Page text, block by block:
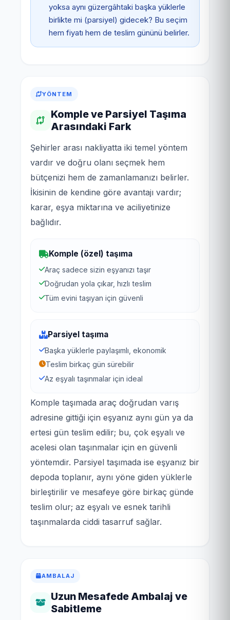
yoksa aynı güzergâhtaki başka yüklerle
birlikte mi (parsiyel) gidecek? Bu seçim
hem fiyatı hem de teslim gününü belirler.
YÖNTEM
Komple ve Parsiyel Taşıma
Arasındaki Fark
Şehirler arası nakliyatta iki temel yöntem
vardır ve doğru olanı seçmek hem
bütçenizi hem de zamanlamanızı belirler.
İkisinin de kendine göre avantajı vardır;
karar, eşya miktarına ve aciliyetinize
bağlıdır.
Komple (özel) taşıma
Araç sadece sizin eşyanızı taşır
Doğrudan yola çıkar, hızlı teslim
Tüm evini taşıyan için güvenli
Parsiyel taşıma
Başka yüklerle paylaşımlı, ekonomik
Teslim birkaç gün sürebilir
Az eşyalı taşınmalar için ideal
Komple taşımada araç doğrudan varış
adresine gittiği için eşyanız aynı gün ya da
ertesi gün teslim edilir; bu, çok eşyalı ve
acelesi olan taşınmalar için en güvenli
yöntemdir. Parsiyel taşımada ise eşyanız bir
depoda toplanır, aynı yöne giden yüklerle
birleştirilir ve mesafeye göre birkaç günde
teslim olur; az eşyalı ve esnek tarihli
taşınmalarda ciddi tasarruf sağlar.
AMBALAJ
Uzun Mesafede Ambalaj ve
Sabitleme